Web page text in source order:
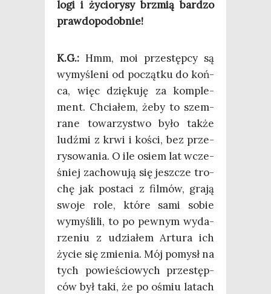
lo­gi i życio­ry­sy brzmią bar­dzo
prawdopodobnie!
K.G.: Hmm, moi prze­stęp­cy są
wymy­śle­ni od począt­ku do koń­
ca, więc dzię­ku­ję za kom­ple­
ment. Chcia­łem, żeby to szem­
ra­ne towa­rzy­stwo było tak­że
ludź­mi z krwi i kości, bez prze­
ry­so­wa­nia. O ile osiem lat wcze­
śniej zacho­wu­ją się jesz­cze tro­
chę jak posta­ci z fil­mów, gra­ją
swo­je role, któ­re sami sobie
wymy­śli­li, to po pew­nym wyda­
rze­niu z udzia­łem Artu­ra ich
życie się zmie­nia. Mój pomysł na
tych powie­ścio­wych prze­stęp­
ców był taki, że po ośmiu latach